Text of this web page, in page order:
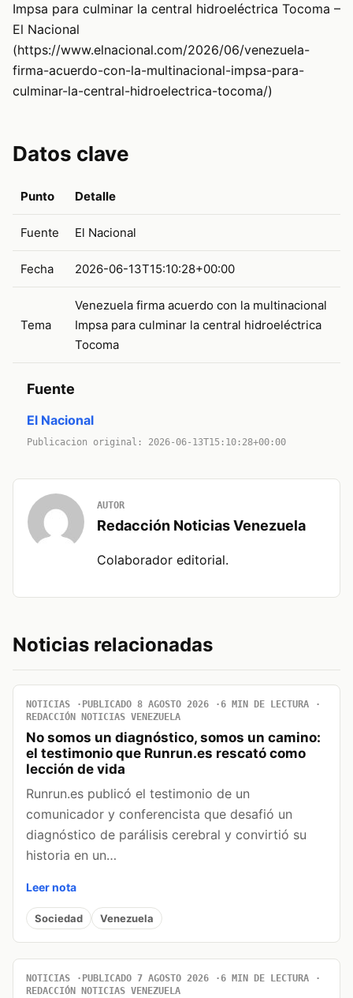
Impsa para culminar la central hidroeléctrica Tocoma –
El Nacional
(https://www.elnacional.com/2026/06/venezuela-
firma-acuerdo-con-la-multinacional-impsa-para-
culminar-la-central-hidroelectrica-tocoma/)
Datos clave
Punto Detalle
Fuente El Nacional
Fecha 2026-06-13T15:10:28+00:00
Tema
Venezuela firma acuerdo con la multinacional
Impsa para culminar la central hidroeléctrica
Tocoma
Fuente
El Nacional
Publicacion original: 2026-06-13T15:10:28+00:00
AUTOR
Redacción Noticias Venezuela
Colaborador editorial.
Noticias relacionadas
NOTICIAS PUBLICADO 8 AGOSTO 2026
6 MIN DE LECTURA
REDACCIÓN NOTICIAS VENEZUELA
No somos un diagnóstico, somos un camino:
el testimonio que Runrun.es rescató como
lección de vida
Runrun.es publicó el testimonio de un
comunicador y conferencista que desafió un
diagnóstico de parálisis cerebral y convirtió su
historia en un…
Leer nota
Sociedad Venezuela
NOTICIAS PUBLICADO 7 AGOSTO 2026
6 MIN DE LECTURA
REDACCIÓN NOTICIAS VENEZUELA